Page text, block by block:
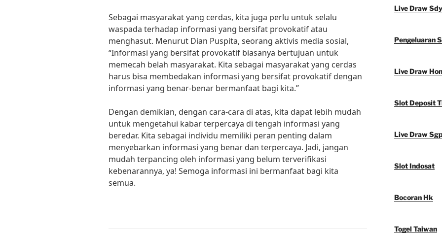
Sebagai masyarakat yang cerdas, kita juga perlu untuk selalu
waspada terhadap informasi yang bersifat provokatif atau
menghasut. Menurut Dian Puspita, seorang aktivis media sosial,
“Informasi yang bersifat provokatif biasanya bertujuan untuk
memecah belah masyarakat. Kita sebagai masyarakat yang cerdas
harus bisa membedakan informasi yang bersifat provokatif dengan
informasi yang benar-benar bermanfaat bagi kita.”
Dengan demikian, dengan cara-cara di atas, kita dapat lebih mudah
untuk mengetahui kabar terpercaya di tengah informasi yang
beredar. Kita sebagai individu memiliki peran penting dalam
menyebarkan informasi yang benar dan terpercaya. Jadi, jangan
mudah terpancing oleh informasi yang belum terverifikasi
kebenarannya, ya! Semoga informasi ini bermanfaat bagi kita
semua.
Live Draw Sdy
Pengeluaran
Live Draw
Slot Deposit
Live Draw
Slot Indosat
Bocoran Hk
Togel Taiwan